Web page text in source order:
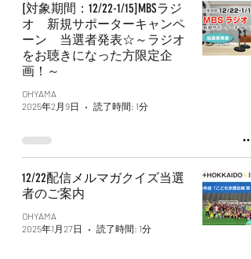
[対象期間：12/22-1/15]MBSラジ
オ 新規サポーターキャンペ
ーン 当選者発表☆～ラジオ
をお聴きになった方限定企
画！～
OHYAMA
2025年2月9日
読了時間: 1分
12/22配信メルマガクイズ当選
者のご案内
OHYAMA
2025年1月27日
読了時間: 1分